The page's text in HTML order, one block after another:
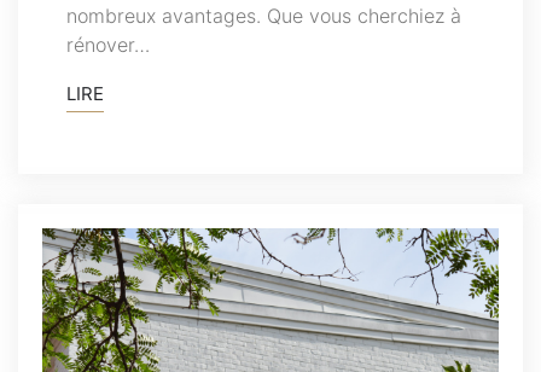
nombreux avantages. Que vous cherchiez à
rénover…
LIRE